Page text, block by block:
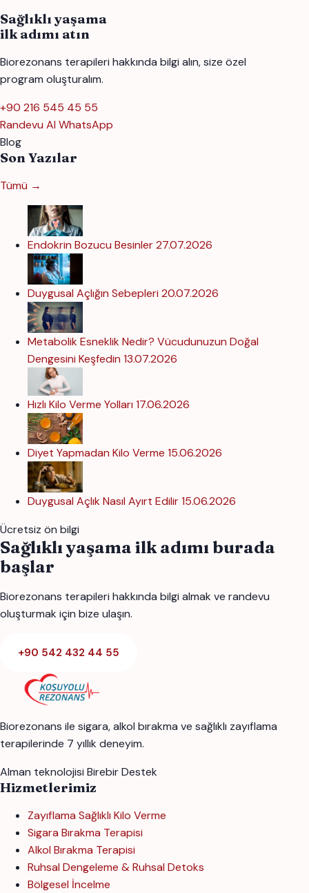
Sağlıklı yaşama
ilk adımı atın
Biorezonans terapileri hakkında bilgi alın, size özel
program oluşturalım.
+90 216 545 45 55
Randevu Al WhatsApp
Blog
Son Yazılar
Tümü →
Endokrin Bozucu Besinler27.07.2026
Duygusal Açlığın Sebepleri 20.07.2026
Metabolik Esneklik Nedir? Vücudunuzun Doğal
Dengesini Keşfedin 13.07.2026
Hızlı Kilo Verme Yolları 17.06.2026
Diyet Yapmadan Kilo Verme 15.06.2026
Duygusal Açlık Nasıl Ayırt Edilir15.06.2026
Ücretsiz ön bilgi
Sağlıklı yaşama ilk adımı burada
başlar
Biorezonans terapileri hakkında bilgi almak ve randevu
oluşturmak için bize ulaşın.
+90 542 432 44 55
Biorezonans ile sigara, alkol bırakma ve sağlıklı zayıflama
terapilerinde 7 yıllık deneyim.
Alman teknolojisi Birebir Destek
Hizmetlerimiz
Zayıflama Sağlıklı Kilo Verme
Sigara Bırakma Terapisi
Alkol Bırakma Terapisi
Ruhsal Dengeleme & Ruhsal Detoks
Bölgesel İncelme